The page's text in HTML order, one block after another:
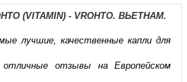
(VITAMIN) - VROHTO. ВЬЕТНАМ.
лучшие, качественные капли для
отличные отзывы на Европейском